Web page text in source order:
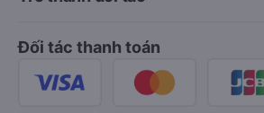
Đối tác thanh toán